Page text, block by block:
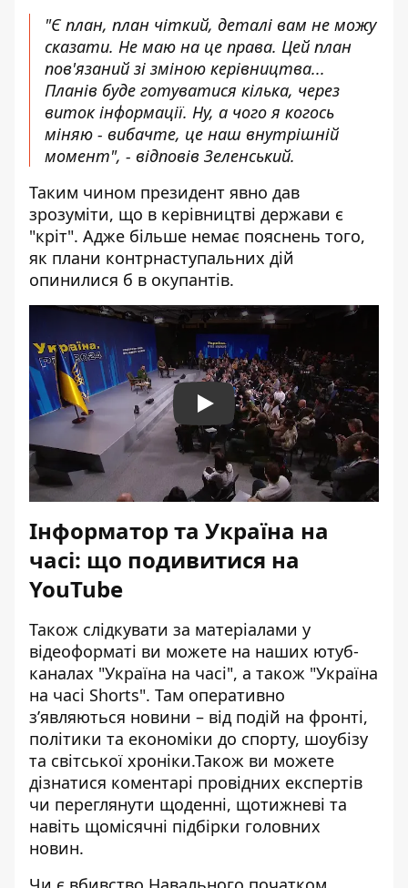
"Є план, план чіткий, деталі вам не можу
сказати. Не маю на це права. Цей план
пов'язаний зі зміною керівництва...
Планів буде готуватися кілька, через
виток інформації. Ну, а чого я когось
міняю - вибачте, це наш внутрішній
момент", - відповів Зеленський.
Таким чином президент явно дав
зрозуміти, що в керівництві держави є
"кріт". Адже більше немає пояснень того,
як плани контрнаступальних дій
опинилися б в окупантів.
Play
Інформатор та Україна на
часі: що подивитися на
YouTube
Також слідкувати за матеріалами у
відеоформаті ви можете на наших ютуб-
каналах "Україна на часі", а також "Україна
на часі Shorts". Там оперативно
зʼявляються новини – від подій на фронті,
політики та економіки до спорту, шоубізу
та світської хроніки.Також ви можете
дізнатися коментарі провідних експертів
чи переглянути щоденні, щотижневі та
навіть щомісячні підбірки головних
новин.